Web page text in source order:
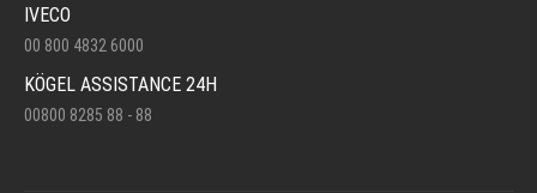
IVECO
00 800 4832 6000
KÖGEL ASSISTANCE 24H
00800 8285 88 - 88